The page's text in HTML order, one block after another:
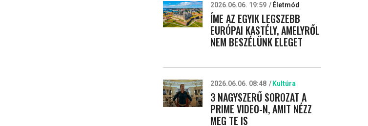
2026.06.06. 19:59 Életmód
ÍME AZ EGYIK LEGSZEBB
EURÓPAI KASTÉLY, AMELYRŐL
NEM BESZÉLÜNK ELEGET
2026.06.06. 08:48 Kultúra
3 NAGYSZERŰ SOROZAT A
PRIME VIDEO-N, AMIT NÉZZ
MEG TE IS